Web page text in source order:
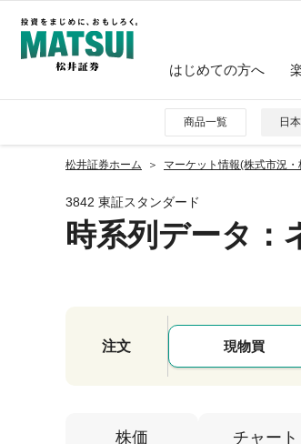
はじめての方へ
商品一覧 日
松井証券ホーム マーケット情報(株式市況
3842 東証スタンダード
時系列データ
注文 現物買
株価 チャート